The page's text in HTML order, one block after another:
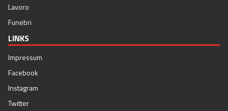
Lavoro
Funebri
LINKS
Impressum
Facebook
Instagram
Twitter